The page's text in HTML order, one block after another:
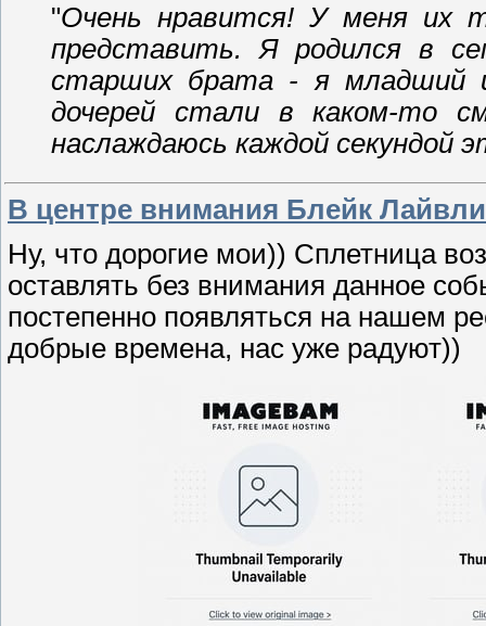
"Очень нравится! У меня их
представить. Я родился в
старших брата - я младший
дочерей стали в каком-то
наслаждаюсь каждой секундой
В центре внимания Блейк Лайвли
Ну, что дорогие мои)) Сплетница
оставлять без внимания данное
постепенно появляться на нашем
добрые времена, нас уже радуют))